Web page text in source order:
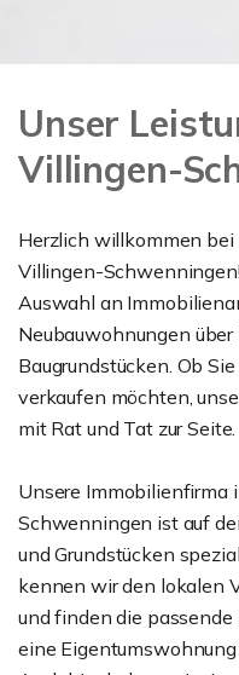
Unser
Villingen-
Herzlich willkommen
Villingen-
Auswahl an
Neubauwohnungen
Baugrundstücken. Ob
verkaufen möchten,
mit Rat und Tat zur Seite.
Unsere Immobilienfirma
Schwenningen ist auf
und Grundstücken
kennen wir den lokalen
und finden die passende
eine